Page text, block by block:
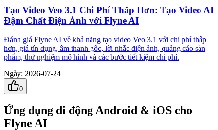
Tạo Video Veo 3.1 Chi Phí Thấp Hơn: Tạo Video AI
Đậm Chất Điện Ảnh với Flyne AI
Đánh giá Flyne AI về khả năng tạo video Veo 3.1 với chi phí thấp
hơn, giá tín dụng, âm thanh gốc, lời nhắc điện ảnh, quảng cáo sản
phẩm, thử nghiệm mô hình và các bước tiết kiệm chi phí.
Ngày: 2026-07-24
0
Ứng dụng di động Android & iOS cho
Flyne AI